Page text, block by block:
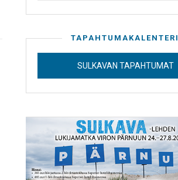
TAPAHTUMAKALENTERI
SULKAVAN TAPAHTUMAT